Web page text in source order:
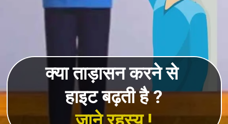
क्या ताड़ासन करने से
हाइट बढ़ती है ?